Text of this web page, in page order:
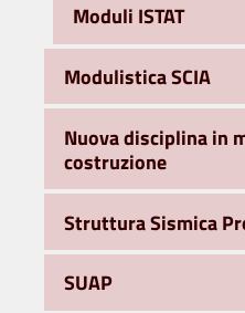
Moduli ISTAT
Modulistica SCIA
Nuova disciplina in
costruzione
Struttura Sismica
SUAP